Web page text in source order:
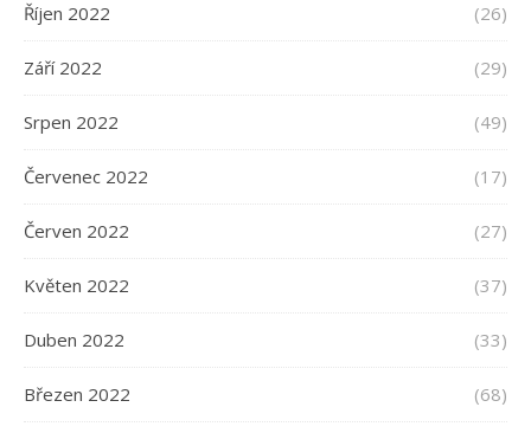
Říjen 2022 (26)
Září 2022 (29)
Srpen 2022 (49)
Červenec 2022 (17)
Červen 2022 (27)
Květen 2022 (37)
Duben 2022 (33)
Březen 2022 (68)